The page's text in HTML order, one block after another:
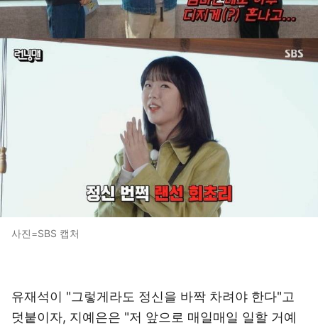
사진=SBS 캡처
유재석이 "그렇게라도 정신을 바짝 차려야 한다"고
덧붙이자, 지예은은 "저 앞으로 매일매일 일할 거예